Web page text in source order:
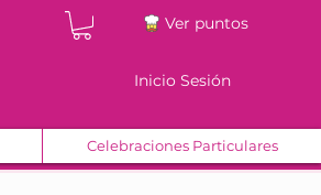
Ver puntos
Inicio Sesión
Celebraciones Particulares